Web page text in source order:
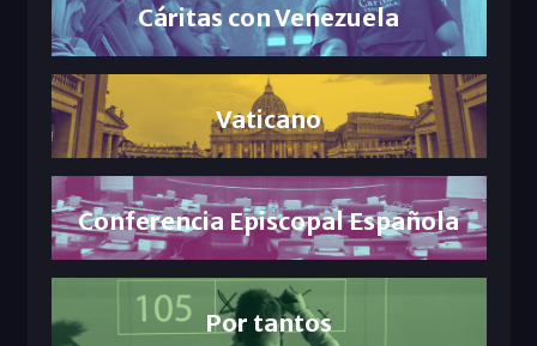
Cáritas con Venezuela
Vaticano
Conferencia Episcopal Española
Por tantos